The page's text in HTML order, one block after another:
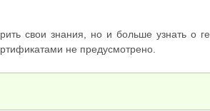
свои знания, но и больше узнать о
не предусмотрено.